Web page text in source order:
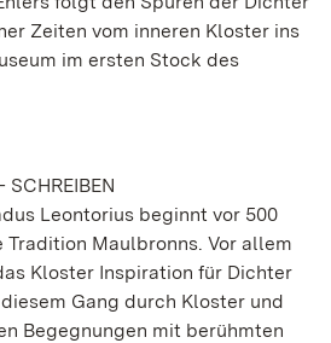
Zeiten vom inneren Kloster ins
im ersten Stock des
SCHREIBEN
Leontorius beginnt vor 500
Maulbronns. Vor allem
Kloster Inspiration für Dichter
Gang durch Kloster und
Begegnungen mit berühmten